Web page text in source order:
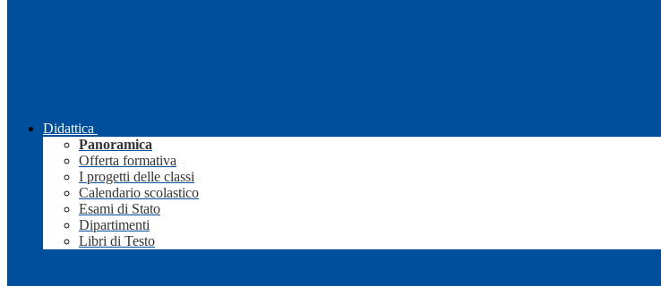
Didattica
Panoramica
Offerta formativa
I progetti delle classi
Calendario scolastico
Esami di Stato
Dipartimenti
Libri di Testo